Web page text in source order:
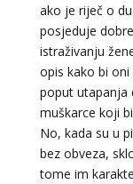
ako je riječ o
posjeduje
istraživanju
opis kako bi
poput utapanja
muškarce koji
No, kada su u
bez obveza,
tome im
TEHNIKE: